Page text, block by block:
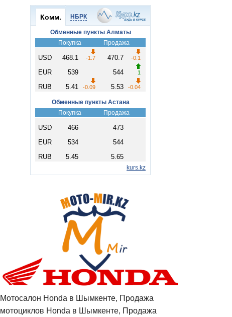
Мотосалон Honda в Шымкенте, Продажа
мотоциклов Honda в Шымкенте, Продажа